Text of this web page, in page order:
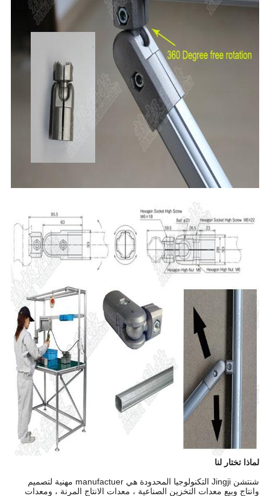
لماذا تختار لنا
شنتشن Jingji التكنولوجيا المحدودة هي manufactuer مهنية لتصميم
وانتاج وبيع معدات التخزين الصناعية ، معدات الانتاج المرنة ، ومعدات